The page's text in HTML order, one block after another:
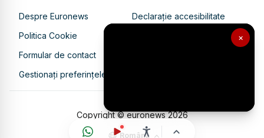
×
Despre Euronews
Declarație accesibilitate
Politica Cookie
Politica de confidențialitate
Formular de contact
Gestionați preferințele
Copyright © euronews2026
Română